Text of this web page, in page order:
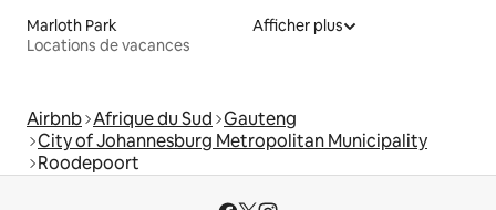
Marloth Park
Locations de vacances
Afficher plus
Airbnb Afrique du Sud Gauteng
City of Johannesburg Metropolitan Municipality
Roodepoort